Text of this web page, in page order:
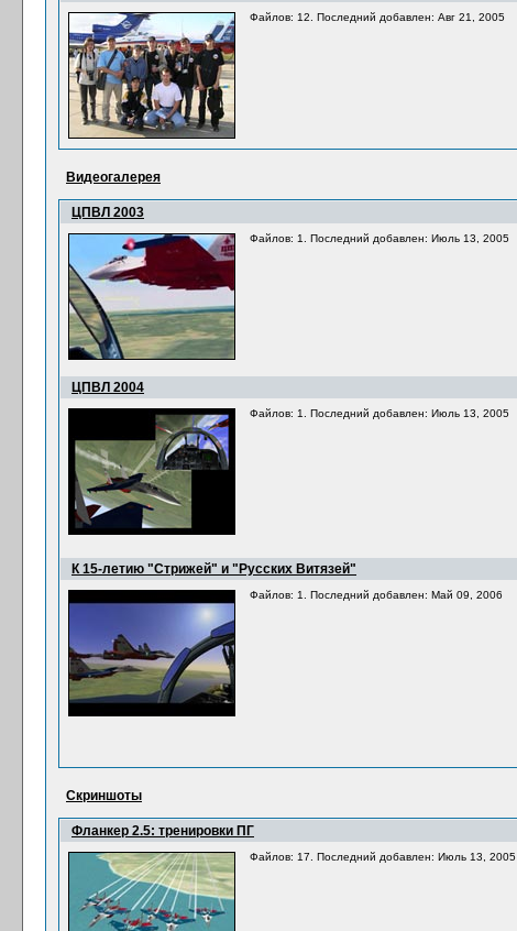
Файлов: 12. Последний добавлен: Авг 21, 2005
Видеогалерея
ЦПВЛ 2003
Файлов: 1. Последний добавлен: Июль 13, 2005
ЦПВЛ 2004
Файлов: 1. Последний добавлен: Июль 13, 2005
К 15-летию "Стрижей" и "Русских Витязей"
Файлов: 1. Последний добавлен: Май 09, 2006
Скриншоты
Фланкер 2.5: тренировки ПГ
Файлов: 17. Последний добавлен: Июль 13, 2005